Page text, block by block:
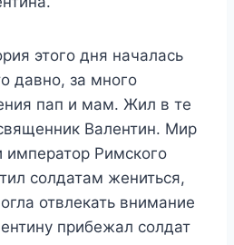
этого дня началась
давно, за много
пап и мам. Жил в те
Валентин. Мир
император Римского
солдатам жениться,
отвлекать внимание
прибежал солдат